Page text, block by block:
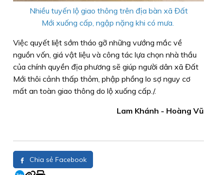
Nhiều tuyến lộ giao thông trên địa bàn xã Đất
Mới xuống cấp, ngập nặng khi có mưa.
Việc quyết liệt sớm tháo gỡ những vướng mắc về
nguồn vốn, giá vật liệu và công tác lựa chọn nhà thầu
của chính quyền địa phương sẽ giúp người dân xã Đất
Mới thôi cảnh thấp thỏm, phập phồng lo sợ nguy cơ
mất an toàn giao thông do lộ xuống cấp./.
Lam Khánh - Hoàng Vũ
Chia sẻ Facebook